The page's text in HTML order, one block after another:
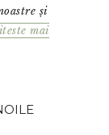
și
mai